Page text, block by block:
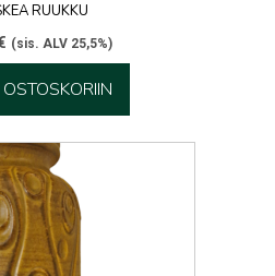
RUUKKU
(sis. ALV 25,5%)